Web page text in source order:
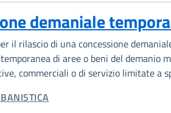
demaniale
il rilascio di una concessione
temporanea di aree o beni del
commerciali o di servizio limitate a